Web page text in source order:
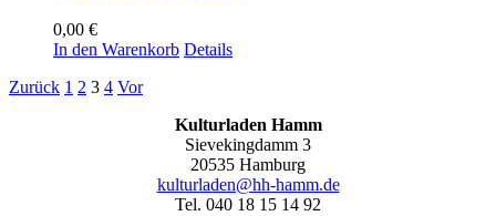
0,00 €
In den Warenkorb Details
Zurück 1 2 3 4 Vor
Kulturladen Hamm
Sievekingdamm 3
20535 Hamburg
kulturladen@hh-hamm.de
Tel. 040 18 15 14 92